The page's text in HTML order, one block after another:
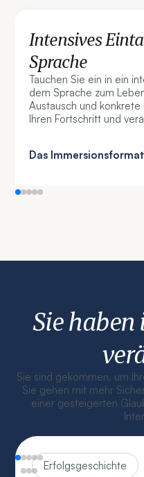
Intensives
Sprache
Tauchen Sie ein in ein
dem Sprache zum
Austausch und
Ihren Fortschritt und
Das
Sie
Sie sind gekommen, um
Sie gehen mit mehr
einer gesteigerten
Erfolgsgeschichte